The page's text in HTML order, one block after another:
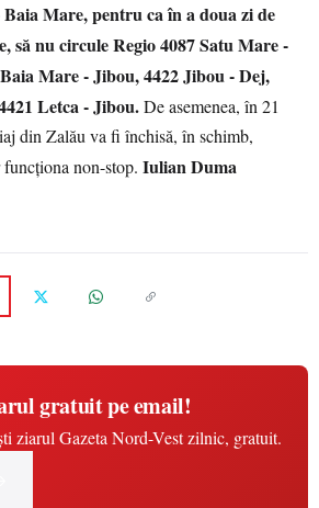
Mare, pentru ca în a doua zi de
să nu circule Regio 4087 Satu Mare -
Mare - Jibou, 4422 Jibou - Dej,
Letca - Jibou.De asemenea, în 21
din Zalău va fi închisă, în schimb,
non-stop. Iulian Duma
gratuit pe email!
ziarul Gazeta Nord-Vest zilnic, gratuit.